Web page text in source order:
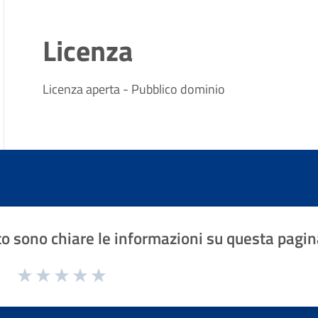
Licenza
Licenza aperta - Pubblico dominio
sono chiare le informazioni su questa
1 a 5 stelle la pagina